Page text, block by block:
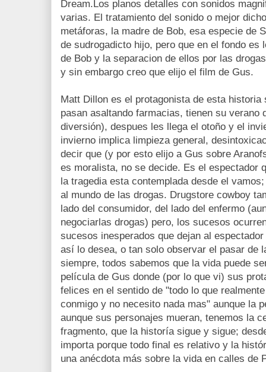
Dream.Los planos detalles con sonidos
varias. El tratamiento del sonido o mejor
metáforas, la madre de Bob, esa especie de
de sudrogadicto hijo, pero que en el fondo es
de Bob y la separacion de ellos por las
y sin embargo creo que elijo el film de Gus.
Matt Dillon es el protagonista de esta
pasan asaltando farmacias, tienen su
diversión), despues les llega el otoño y el
invierno implica limpieza general,
decir que (y por esto elijo a Gus sobre
es moralista, no se decide. Es el espectador
la tragedia esta contemplada desde el
al mundo de las drogas. Drugstore cowboy
lado del consumidor, del lado del enfermo
negociarlas drogas) pero, los sucesos
sucesos inesperados que dejan al
así lo desea, o tan solo observar el pasar de
siempre, todos sabemos que la vida puede
película de Gus donde (por lo que vi) sus
felices en el sentido de "todo lo que
conmigo y no necesito nada mas" aunque la
aunque sus personajes mueran, tenemos la
fragmento, que la historía sigue y sigue;
importa porque todo final es relativo y la
una anécdota más sobre la vida en calles de